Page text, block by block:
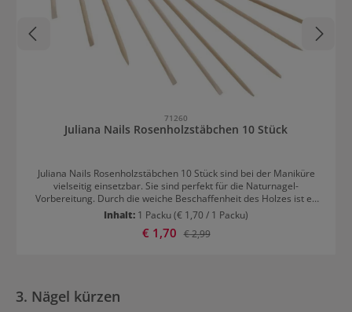
71260
Juliana Nails Rosenholzstäbchen 10 Stück
Juliana Nails Rosenholzstäbchen 10 Stück sind bei der Maniküre
vielseitig einsetzbar. Sie sind perfekt für die Naturnagel-
Vorbereitung. Durch die weiche Beschaffenheit des Holzes ist es
sehr schonend zum Naturnagel. Anwendungsbereiche für Juliana
Nails Rosenholzstäbchen 10 Stück Nagelhaut zurückschieben und
somit einfach entfernen. Nagelränder reinigen kreative
Inhalt: 1 Packu(€ 1,70 / 1 Packu)
Verkaufspreis:
€ 1,70 Regulärer Preis:
€ 2,99
3. Nägel kürzen